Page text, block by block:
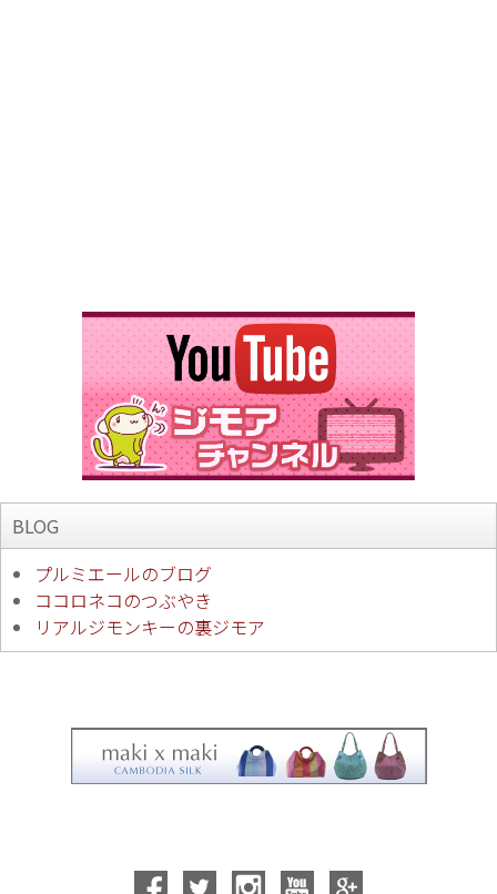
BLOG
プルミエールのブログ
ココロネコのつぶやき
リアルジモンキーの裏ジモア